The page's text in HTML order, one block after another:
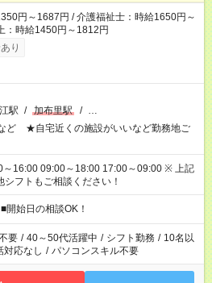
円～1687円 / 介護福祉士：時給1650円～
：時給1450円～1812円
り
駅 / 加布里駅 / …
ど ★自宅近くの施設がいいなど勤務地ご
16:00 09:00～18:00 17:00～09:00 ※ 上記
フトもご相談ください！
始日の相談OK！
要 / 40～50代活躍中 / シフト勤務 / 10名以
対応なし / パソコンスキル不要